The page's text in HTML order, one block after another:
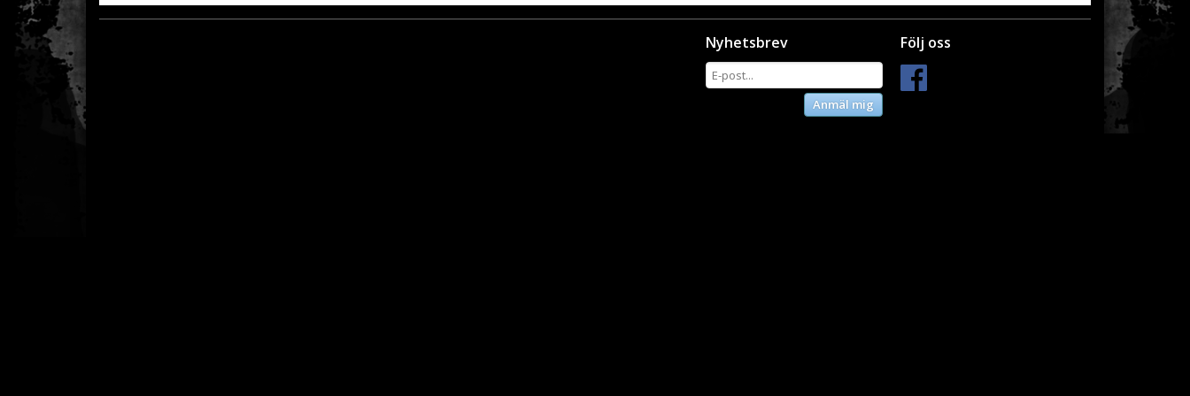
Följ oss
Nyhetsbrev
Anmäl mig